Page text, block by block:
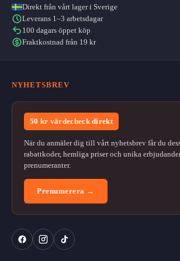
Direkt från vårt lager i Sverige
Leverans 1–3 arbetsdagar
100 dagars öppet köp
Fraktkostnad från 19 kr
NYHETSBREV
50 kr värdecheck direkt
När du anmäler dig till vårt nyhetsbrev får du
rabattkoder, hemliga priser och unika
prenumeranter.
Prenumerera →